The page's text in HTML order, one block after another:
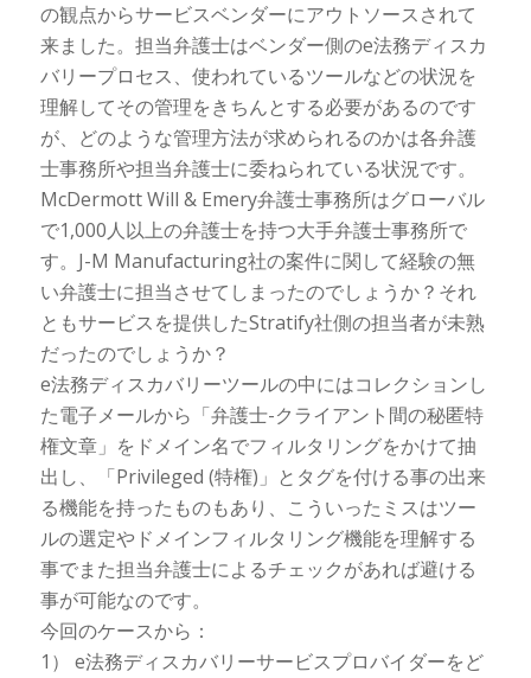
の観点からサービスベンダーにアウトソースされて
来ました。担当弁護士はベンダー側のe法務ディスカ
バリープロセス、使われているツールなどの状況を
理解してその管理をきちんとする必要があるのです
が、どのような管理方法が求められるのかは各弁護
士事務所や担当弁護士に委ねられている状況です。
McDermott Will & Emery弁護士事務所はグローバル
で1,000人以上の弁護士を持つ大手弁護士事務所で
す。J-M Manufacturing社の案件に関して経験の無
い弁護士に担当させてしまったのでしょうか？それ
ともサービスを提供したStratify社側の担当者が未熟
だったのでしょうか？
e法務ディスカバリーツールの中にはコレクションし
た電子メールから「弁護士-クライアント間の秘匿特
権文章」をドメイン名でフィルタリングをかけて抽
出し、「Privileged (特権)」とタグを付ける事の出来
る機能を持ったものもあり、こういったミスはツー
ルの選定やドメインフィルタリング機能を理解する
事でまた担当弁護士によるチェックがあれば避ける
事が可能なのです。
今回のケースから：
1） e法務ディスカバリーサービスプロバイダーをど